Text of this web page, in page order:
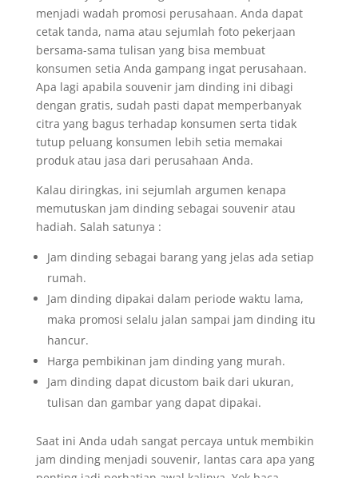
menjadi wadah promosi perusahaan. Anda dapat
cetak tanda, nama atau sejumlah foto pekerjaan
bersama-sama tulisan yang bisa membuat
konsumen setia Anda gampang ingat perusahaan.
Apa lagi apabila souvenir jam dinding ini dibagi
dengan gratis, sudah pasti dapat memperbanyak
citra yang bagus terhadap konsumen serta tidak
tutup peluang konsumen lebih setia memakai
produk atau jasa dari perusahaan Anda.
Kalau diringkas, ini sejumlah argumen kenapa
memutuskan jam dinding sebagai souvenir atau
hadiah. Salah satunya :
Jam dinding sebagai barang yang jelas ada setiap
rumah.
Jam dinding dipakai dalam periode waktu lama,
maka promosi selalu jalan sampai jam dinding itu
hancur.
Harga pembikinan jam dinding yang murah.
Jam dinding dapat dicustom baik dari ukuran,
tulisan dan gambar yang dapat dipakai.
Saat ini Anda udah sangat percaya untuk membikin
jam dinding menjadi souvenir, lantas cara apa yang